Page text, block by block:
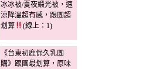
冰冰被/夏夜緞光被，速
涼降溫超有感，跟團超
划算
(線上：1)
《台東初鹿保久乳團
購》跟團最划算，原味